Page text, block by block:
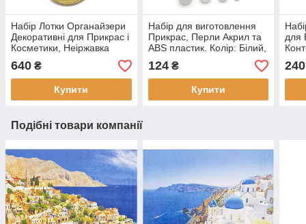
Набір Лотки Органайзери
Декоративні для Прикрас і
Косметики, Неіржавка
Сталь, 23х9 см і 30x12 см,
2 шт. (1 набір)
640 ₴
Купити
Набір для виготовлення
Прикрас, Перли Акрил та
ABS пластик. Колір: Білий,
Розмір: 4, 6, 8, 10 мм, (1
набір)
124₴
Купити
для
240
Подібні товари компанії